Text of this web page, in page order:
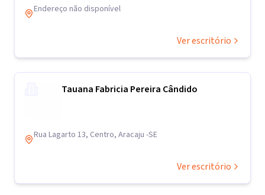
Endereço não disponível
Ver escritório
Tauana Fabricia Pereira Cândido
Rua Lagarto 13, Centro, Aracaju -SE
Ver escritório